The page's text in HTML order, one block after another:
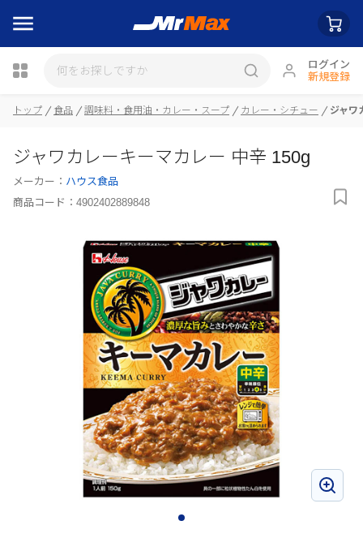
ログイン
新規登録
瓶詰
トップ 食品 調味料・食用油・カレー・スープ カレー・シチュー ジャワ
ジャワカレーキーマカレー 中辛 150g
メーカー： ハウス食品
商品コード： 4902402889848